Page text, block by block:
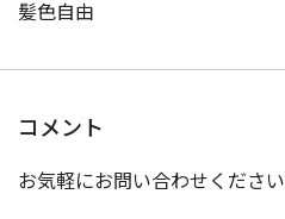
髪色自由
コメント
お気軽にお問い合わせください